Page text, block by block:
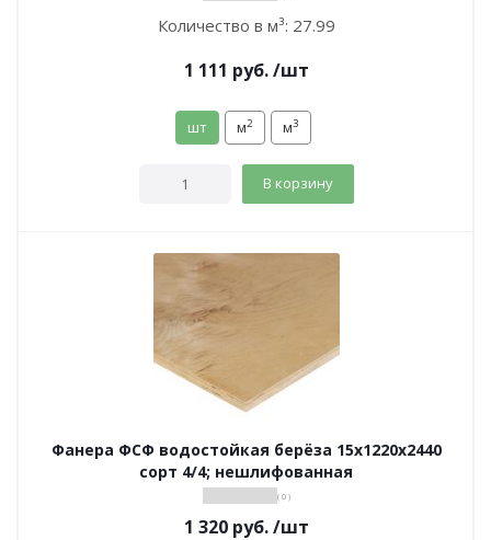
Количество в м³: 27.99
1 111 руб. /шт
шт м2 м3
В корзину
Фанера ФСФ водостойкая берёза 15х1220х2440
сорт 4/4; нешлифованная
( 0 )
1 320руб. /шт